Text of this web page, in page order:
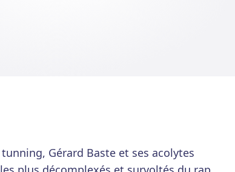
Gérard Baste et ses acolytes